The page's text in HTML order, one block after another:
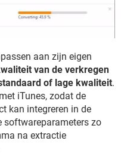
aan zijn eigen
van de verkregen
of lage kwaliteit.
iTunes, zodat de
kan integreren in de
softwareparameters zo
na extractie